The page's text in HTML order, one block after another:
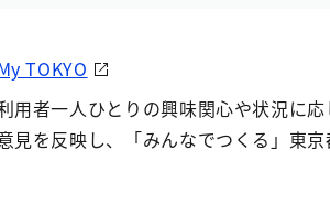
TOKYO
用者一人ひとりの興味関心や状況に
見を反映し、「みんなでつくる」東